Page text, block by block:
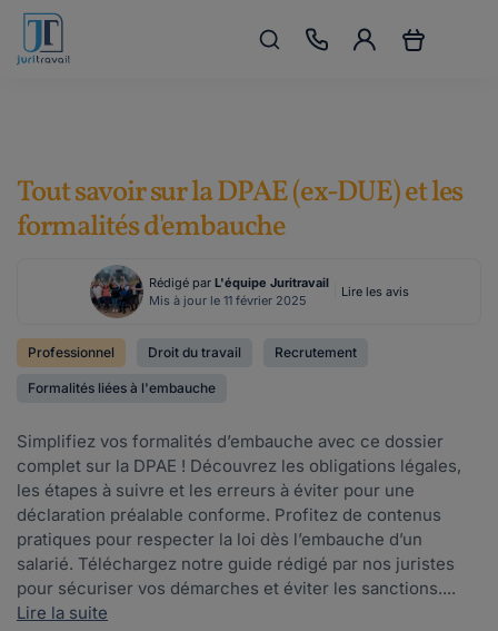
Tout savoir sur la DPAE (ex-DUE) et les
formalités d'embauche
Rédigé par L'équipe Juritravail
Mis à jour le 11 février 2025
Lire les avis
Professionnel Droit du travail Recrutement
Formalités liées à l'embauche
Simplifiez vos formalités d’embauche avec ce dossier
complet sur la DPAE ! Découvrez les obligations légales,
les étapes à suivre et les erreurs à éviter pour une
déclaration préalable conforme. Profitez de contenus
pratiques pour respecter la loi dès l’embauche d’un
salarié. Téléchargez notre guide rédigé par nos juristes
pour sécuriser vos démarches et éviter les sanctions....
Lire la suite